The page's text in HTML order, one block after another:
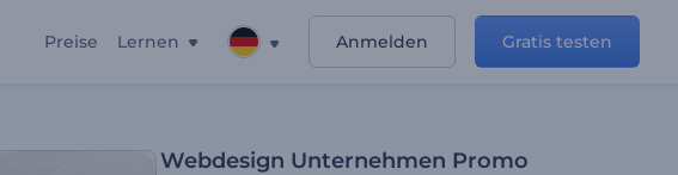
Preise Lernen Anmelden Gratis testen
Webdesign Unternehmen Promo